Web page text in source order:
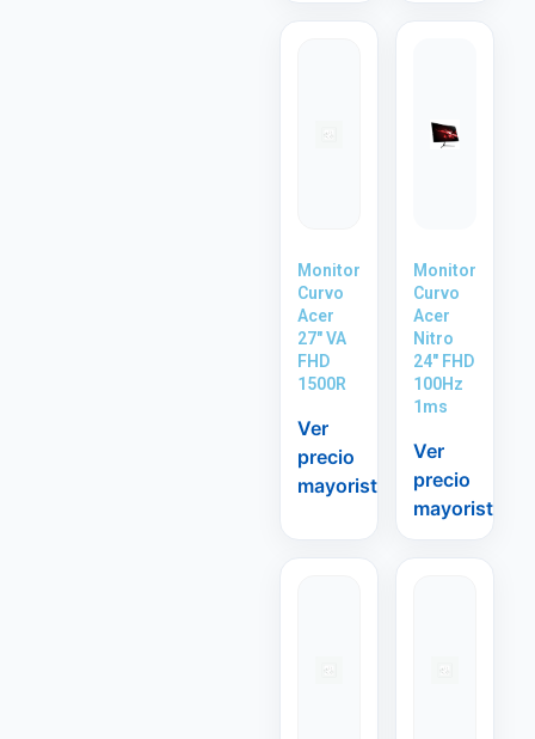
Monitor
Curvo
Acer
27″ VA
FHD
1500R
Ver
precio
mayorista
Monitor
Curvo
Acer
Nitro
24″ FHD
100Hz
1ms
Ver
precio
mayorista